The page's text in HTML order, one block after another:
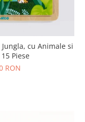
cu Animale si
Piese
RON